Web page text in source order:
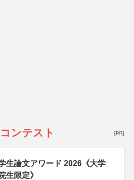
ンテスト [PR]
生論文アワード 2026《大学
生限定》